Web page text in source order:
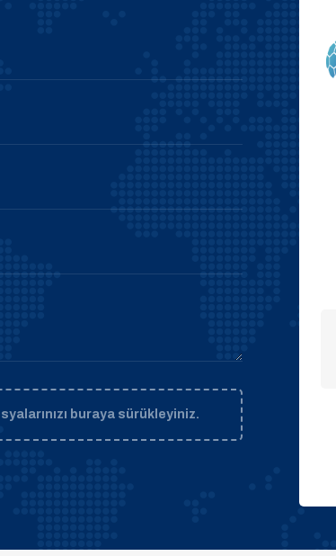
buraya sürükleyiniz.